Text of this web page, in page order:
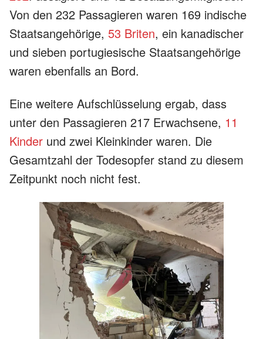
Von den 232 Passagieren waren 169 indische
Staatsangehörige, 53 Briten, ein kanadischer
und sieben portugiesische Staatsangehörige
waren ebenfalls an Bord.
Eine weitere Aufschlüsselung ergab, dass
unter den Passagieren 217 Erwachsene, 11
Kinder und zwei Kleinkinder waren. Die
Gesamtzahl der Todesopfer stand zu diesem
Zeitpunkt noch nicht fest.